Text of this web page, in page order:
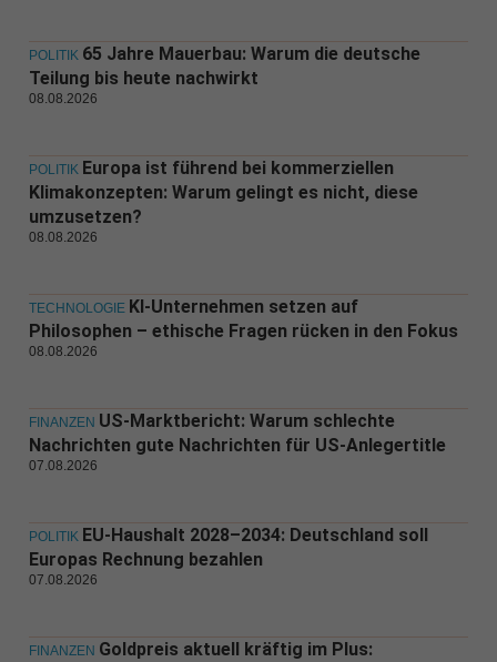
POLITIK 65 Jahre Mauerbau: Warum die deutsche
Teilung bis heute nachwirkt
08.08.2026
POLITIK Europa ist führend bei kommerziellen
Klimakonzepten: Warum gelingt es nicht, diese
umzusetzen?
08.08.2026
TECHNOLOGIE KI-Unternehmen setzen auf
Philosophen – ethische Fragen rücken in den Fokus
08.08.2026
FINANZEN US-Marktbericht: Warum schlechte
Nachrichten gute Nachrichten für US-Anlegertitle
07.08.2026
POLITIK EU-Haushalt 2028–2034: Deutschland soll
Europas Rechnung bezahlen
07.08.2026
FINANZEN Goldpreis aktuell kräftig im Plus: